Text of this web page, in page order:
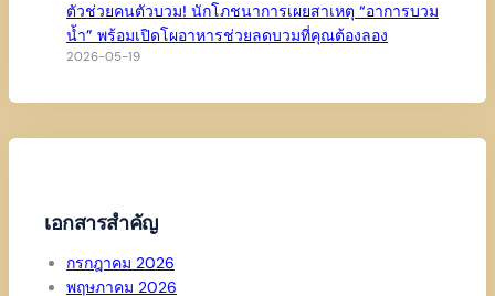
ตัวช่วยคนตัวบวม! นักโภชนาการเผยสาเหตุ “อาการบวม
น้ำ” พร้อมเปิดโผอาหารช่วยลดบวมที่คุณต้องลอง
2026-05-19
เอกสารสำคัญ
กรกฎาคม 2026
พฤษภาคม 2026